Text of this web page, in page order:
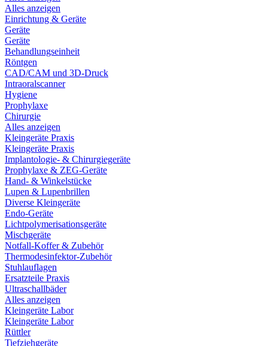
Alles anzeigen
Einrichtung & Geräte
Geräte
Geräte
Behandlungseinheit
Röntgen
CAD/CAM und 3D-Druck
Intraoralscanner
Hygiene
Prophylaxe
Chirurgie
Alles anzeigen
Kleingeräte Praxis
Kleingeräte Praxis
Implantologie- & Chirurgiegeräte
Prophylaxe & ZEG-Geräte
Hand- & Winkelstücke
Lupen & Lupenbrillen
Diverse Kleingeräte
Endo-Geräte
Lichtpolymerisationsgeräte
Mischgeräte
Notfall-Koffer & Zubehör
Thermodesinfektor-Zubehör
Stuhlauflagen
Ersatzteile Praxis
Ultraschallbäder
Alles anzeigen
Kleingeräte Labor
Kleingeräte Labor
Rüttler
Tiefziehgeräte